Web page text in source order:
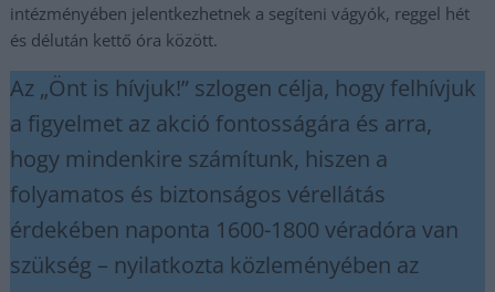
intézményében jelentkezhetnek a segíteni vágyók, reggel hét
és délután kettő óra között.
Az „Önt is hívjuk!” szlogen célja, hogy felhívjuk
a figyelmet az akció fontosságára és arra,
hogy mindenkire számítunk, hiszen a
folyamatos és biztonságos vérellátás
érdekében naponta 1600-1800 véradóra van
szükség – nyilatkozta közleményében az